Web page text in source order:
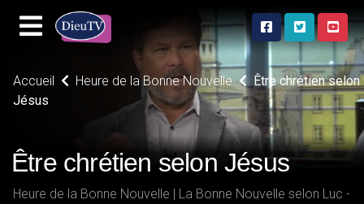
Accueil Heure de la Bonne Nouvelle
Être chrétien selon
Jésus
Être chrétien selon Jésus
Heure de la Bonne Nouvelle | La Bonne Nouvelle selon Luc -